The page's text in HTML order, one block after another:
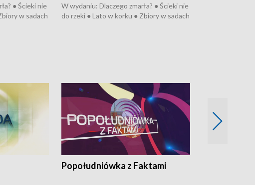
● Ścieki nie
w sadach
W wydaniu: Dlaczego zmarła? ● Ścieki nie
do rzeki ● Lato w korku ● Zbiory w sadach
Popołudniówka z Faktami